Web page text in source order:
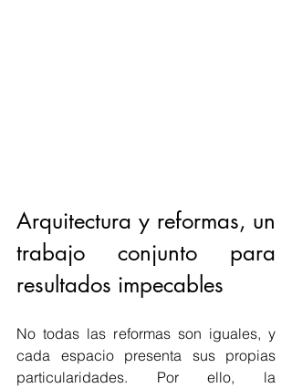
Arquitectura y reformas, un
trabajo conjunto para
resultados impecables
No todas las reformas son iguales, y
cada espacio presenta sus propias
particularidades. Por ello, la